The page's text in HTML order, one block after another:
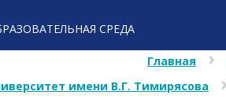
СРЕДА
Главная
имени В.Г. Тимирясова